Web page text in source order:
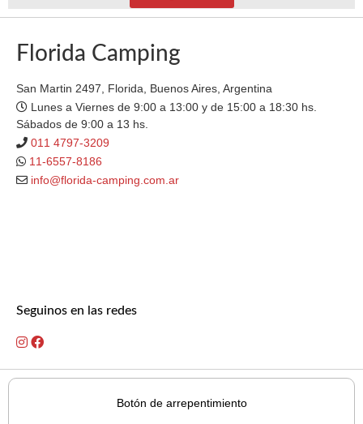
Florida Camping
San Martin 2497, Florida, Buenos Aires, Argentina
Lunes a Viernes de 9:00 a 13:00 y de 15:00 a 18:30 hs.
Sábados de 9:00 a 13 hs.
011 4797-3209
11-6557-8186
info@florida-camping.com.ar
Seguinos en las redes
Botón de arrepentimiento